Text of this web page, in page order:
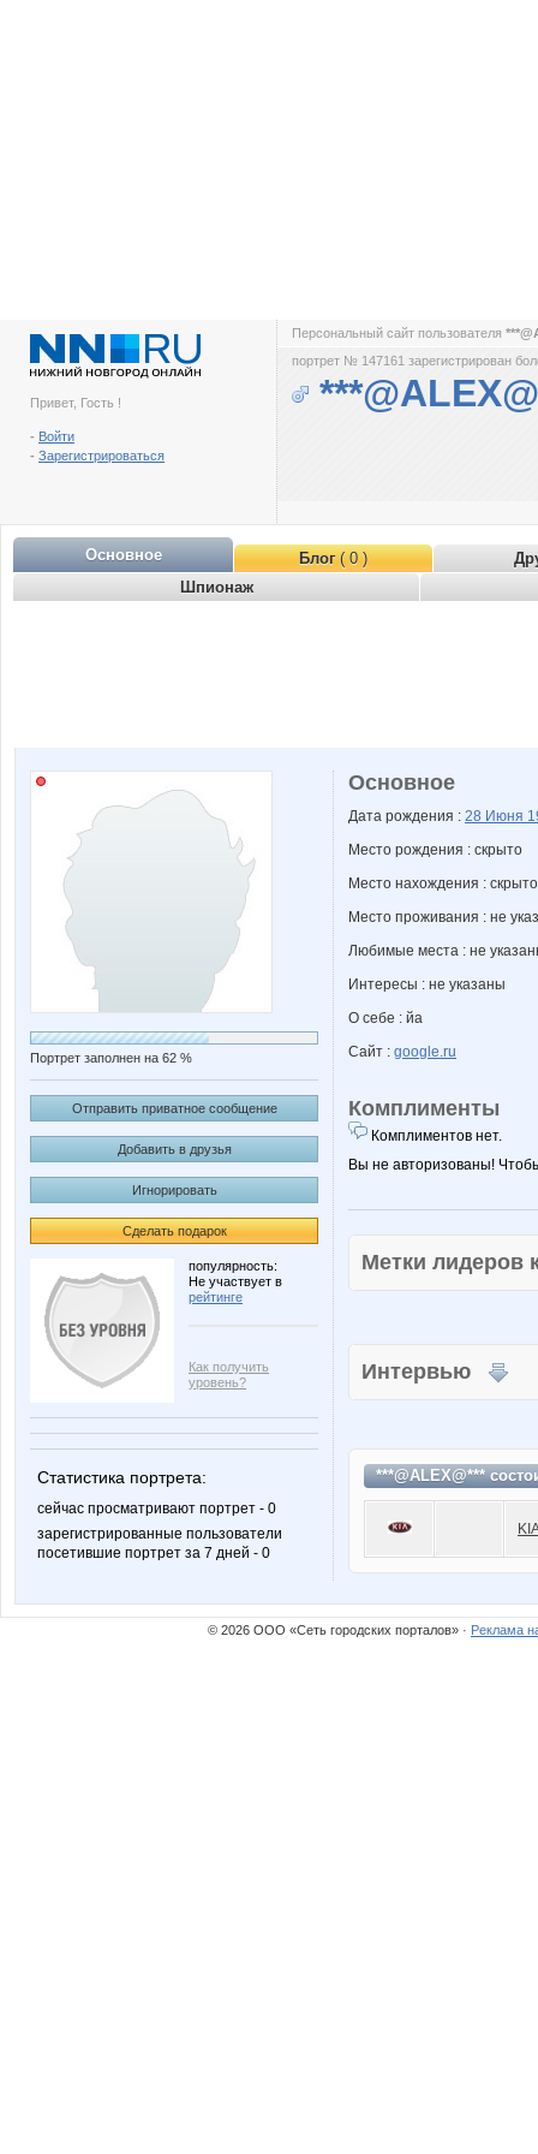
Привет, Гость !
- Войти
- Зарегистрироваться
Персональный сайт пользователя
портрет № 147161 зарегистрирован
Основное Блог( 0 )
Шпионаж
Портрет заполнен на 62 %
Отправить приватное сообщение
Добавить в друзья
Игнорировать
Сделать подарок
популярность:
Не участвует в
рейтинге
Как получить
уровень?
Статистика портрета:
сейчас просматривают портрет - 0
зарегистрированные пользователи
посетившие портрет за 7 дней - 0
Основное
Дата рождения : 28 Июня
Место рождения : скрыто
Место нахождения : скрыто
Место проживания : не
Любимые места : не
Интересы : не указаны
О себе : йа
Сайт : google.ru
Комплименты
Комплиментов нет.
Вы не авторизованы!
Метки
Интервью
***@ALEX@***
© 2026 ООО «Сеть городских порталов» · Реклама